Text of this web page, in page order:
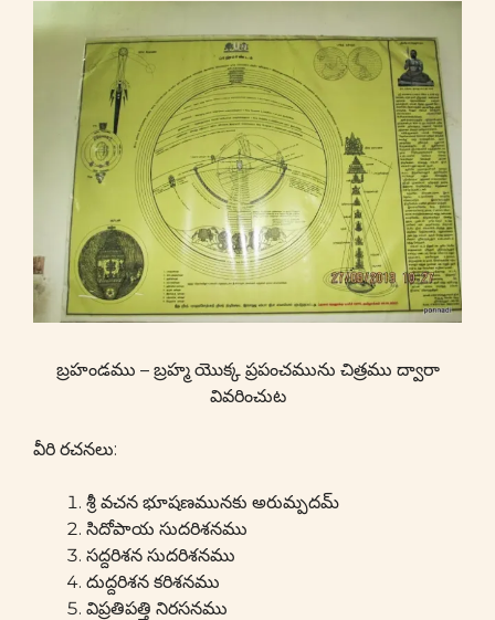
బ్రహండము – బ్రహ్మ యొక్క ప్రపంచమును చిత్రము ద్వారా
వివరించుట
వీరి రచనలు:
శ్రీ వచన భూషణమునకు అరుమ్పదమ్
సిదోపాయ సుదరిశనము
సద్దరిశన సుదరిశనము
దుద్దరిశన కరిశనము
విప్రతిపత్తి నిరసనము